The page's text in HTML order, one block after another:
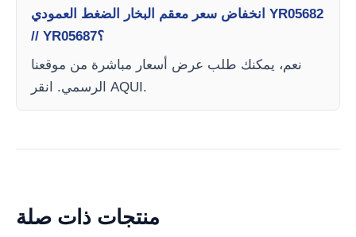
انخفاض سعر معقم البخار الضغط العمودي YR05682
// YR05687؟
نعم، يمكنك طلب عرض أسعار مباشرة من موقعنا
الرسمي. انقر AQUI.
منتجات ذات صلة